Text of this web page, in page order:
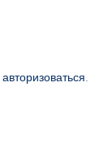
авторизоваться